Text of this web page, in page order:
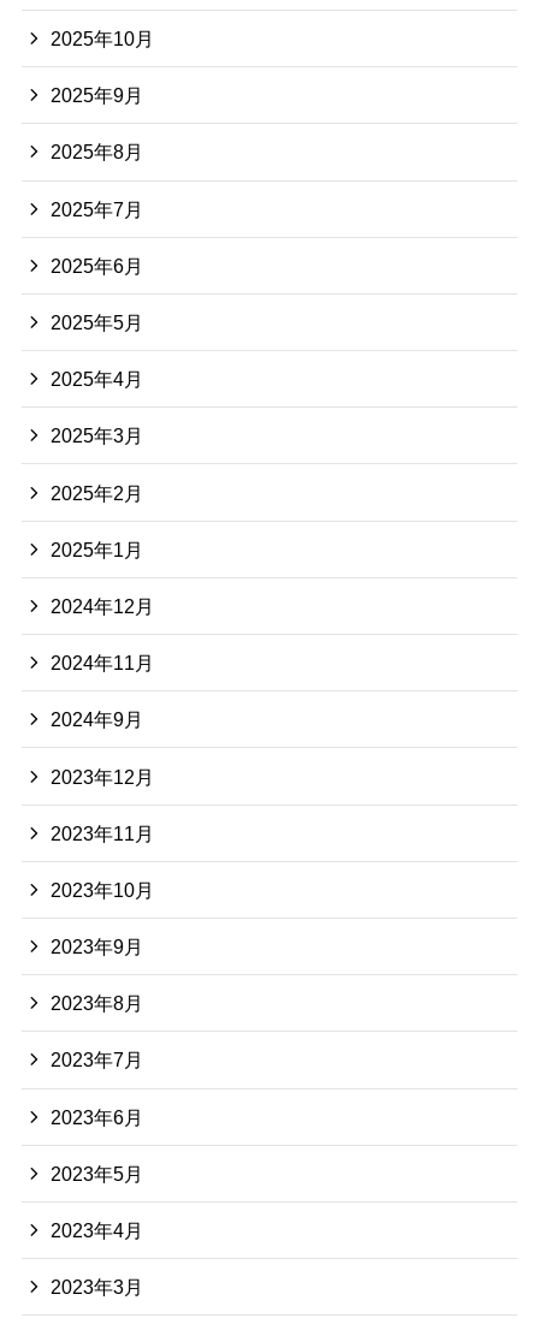
2025年10月
2025年9月
2025年8月
2025年7月
2025年6月
2025年5月
2025年4月
2025年3月
2025年2月
2025年1月
2024年12月
2024年11月
2024年9月
2023年12月
2023年11月
2023年10月
2023年9月
2023年8月
2023年7月
2023年6月
2023年5月
2023年4月
2023年3月